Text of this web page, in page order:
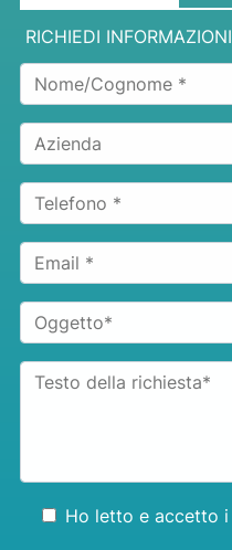
RICHIEDI INFORMAZIONI
Ho letto e accetto